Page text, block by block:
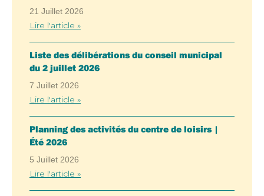
21 Juillet 2026
Lire l'article »
Liste des délibérations du conseil municipal
du 2 juillet 2026
7 Juillet 2026
Lire l'article »
Planning des activités du centre de loisirs |
Été 2026
5 Juillet 2026
Lire l'article »